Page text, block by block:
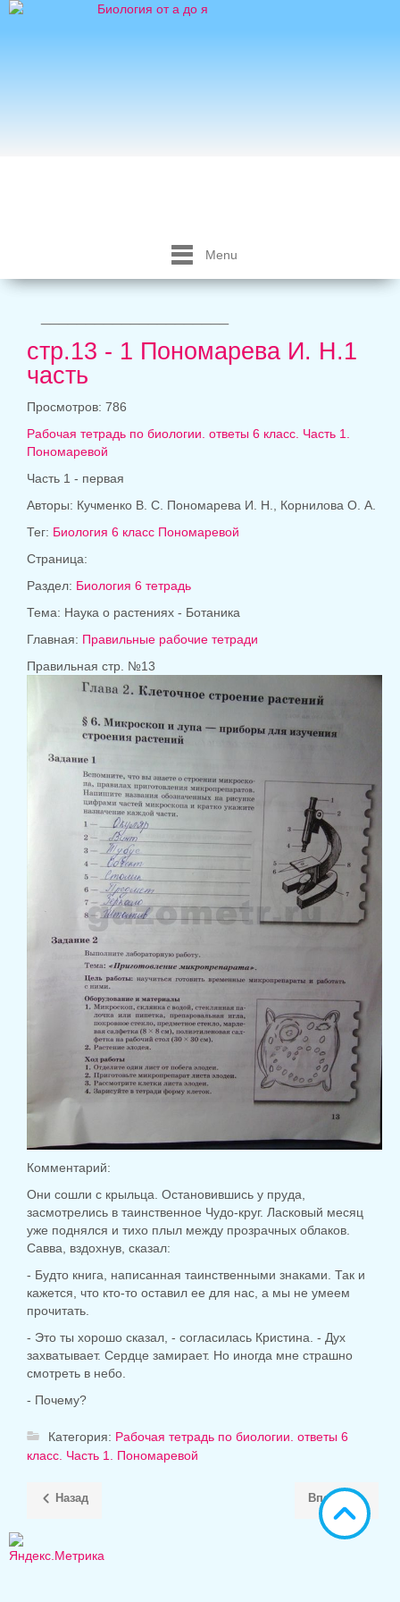
Menu
стр.13 - 1 Пономарева И. Н.1
часть
Просмотров: 786
Рабочая тетрадь по биологии. ответы 6 класс. Часть 1.
Пономаревой
Часть 1 - первая
Авторы: Кучменко В. С. Пономарева И. Н., Корнилова О. А.
Тег: Биология 6 класс Пономаревой
Страница:
Раздел: Биология 6 тетрадь
Тема: Наука о растениях - Ботаника
Главная: Правильные рабочие тетради
Правильная стр. №13
Комментарий:
Они сошли с крыльца. Остановившись у пруда,
засмотрелись в таинственное Чудо-круг. Ласковый месяц
уже поднялся и тихо плыл между прозрачных облаков.
Савва, вздохнув, сказал:
- Будто книга, написанная таинственными знаками. Так и
кажется, что кто-то оставил ее для нас, а мы не умеем
прочитать.
- Это ты хорошо сказал, - согласилась Кристина. - Дух
захватывает. Сердце замирает. Но иногда мне страшно
смотреть в небо.
- Почему?
Категория: Рабочая тетрадь по биологии. ответы 6
класс. Часть 1. Пономаревой
Назад Вперёд